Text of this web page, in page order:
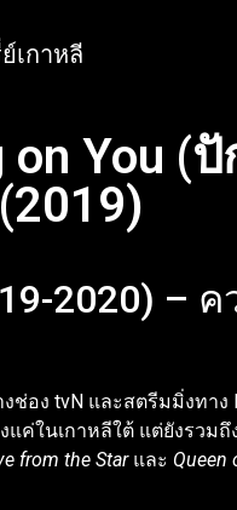
เกาหลี
on You (
2020) –
อง tvN และสตรีมมิ่งทาง
ค่ในเกาหลีใต้ แต่ยังรวม
from the Starและ Queen